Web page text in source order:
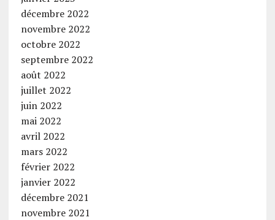
décembre 2022
novembre 2022
octobre 2022
septembre 2022
août 2022
juillet 2022
juin 2022
mai 2022
avril 2022
mars 2022
février 2022
janvier 2022
décembre 2021
novembre 2021